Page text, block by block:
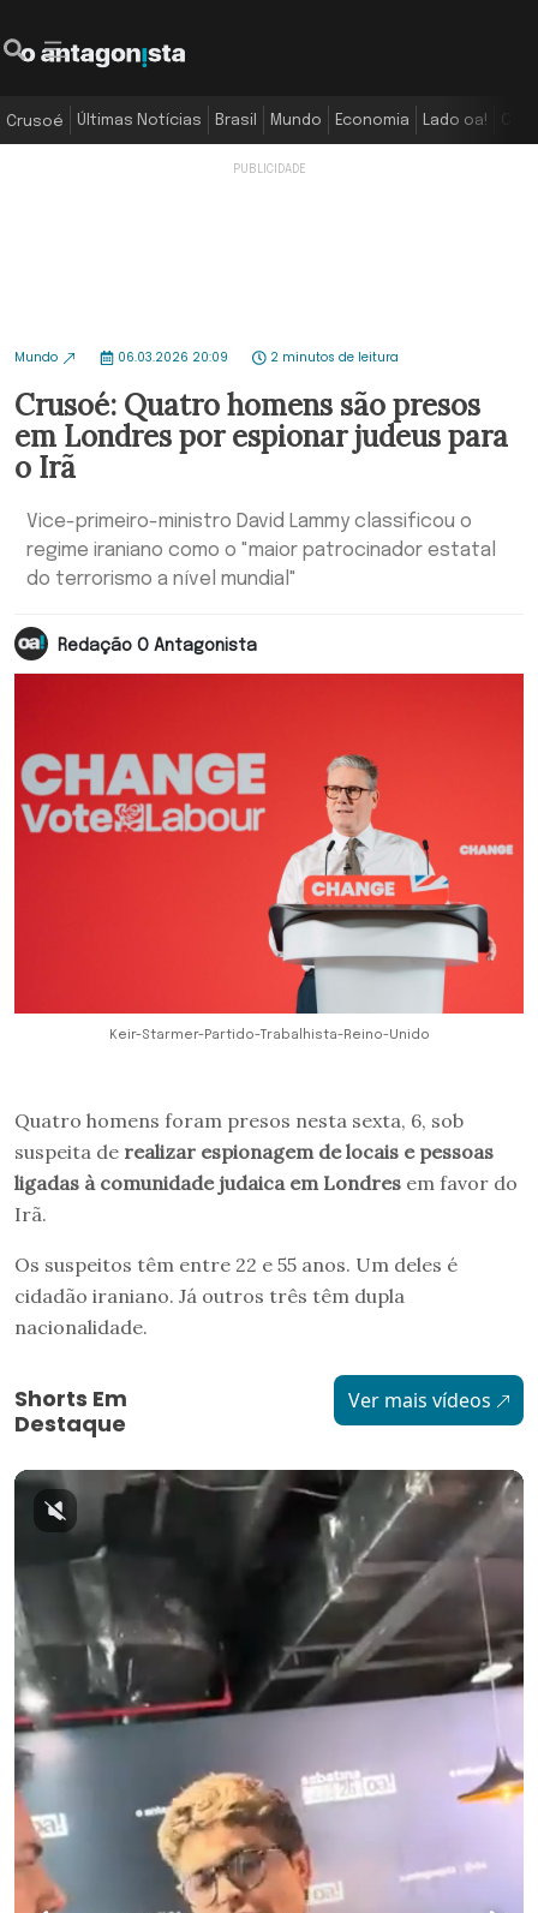
Crusoé Últimas Notícias Brasil Mundo Economia Lado oa!
Mundo 06.03.2026 20:09 2 minutos de leitura
Crusoé: Quatro homens são presos
em Londres por espionar judeus para
o Irã
Vice-primeiro-ministro David Lammy classificou o
regime iraniano como o "maior patrocinador estatal
do terrorismo a nível mundial"
Redação O Antagonista
Keir-Starmer-Partido-Trabalhista-Reino-Unido
Quatro homens foram presos nesta sexta, 6, sob
suspeita de realizar espionagem de locais e pessoas
ligadas à comunidade judaica em Londres em favor do
Irã.
Os suspeitos têm entre 22 e 55 anos. Um deles é
cidadão iraniano. Já outros três têm dupla
nacionalidade.
Shorts Em
Destaque
Ver mais vídeos